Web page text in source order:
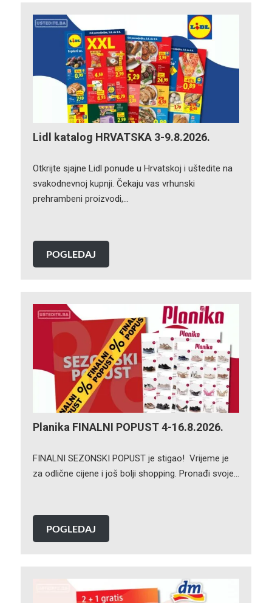
Lidl katalog HRVATSKA 3-9.8.2026.
Otkrijte sjajne Lidl ponude u Hrvatskoj i uštedite na
svakodnevnoj kupnji. Čekaju vas vrhunski
prehrambeni proizvodi,…
POGLEDAJ
Planika FINALNI POPUST 4-16.8.2026.
FINALNI SEZONSKI POPUST je stigao! Vrijeme je
za odlične cijene i još bolji shopping. Pronađi svoje…
POGLEDAJ